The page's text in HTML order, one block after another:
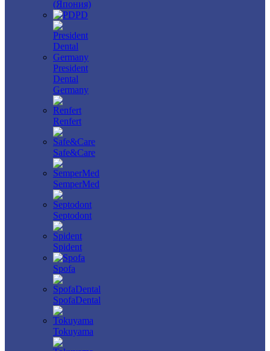
(Япония)
PD
President
Dental
Germany
Renfert
Safe&Care
SemperMed
Septodont
Spident
Spofa
SpofaDental
Tokuyama